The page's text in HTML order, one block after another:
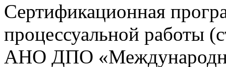
Сертификационная
процессуальной работы
АНО ДПО